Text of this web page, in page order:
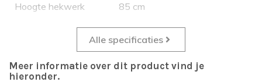
Hoogte hekwerk 85 cm
Alle specificaties
Meer informatie over dit product vind je
hieronder.